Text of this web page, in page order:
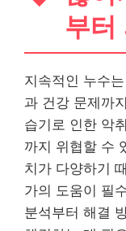
부터
지속적인 누수
과 건강 문제까
습기로 인한 악
까지 위협할 수
치가 다양하기
가의 도움이 필
분석부터 해결